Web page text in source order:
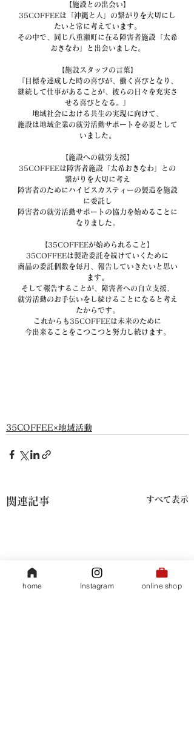
【施設との出会い】
35COFFEEは「沖縄と人」の繋がりを大切にし
たいと常に考えています。
その中で、同じ八重瀬町に在る障害者施設「太希
おきなわ」と出会いました。
【施設スタッフの言葉】
『目標を達成した時の喜びが、働く喜びとなり、
継続して仕事があることが、彼らの日々を充実さ
せる喜びとなる。』
地域社会における共生の実現に向けて、
施設は地域企業の就労活動サポートを必要として
いました。
【施設への就労支援】
35COFFEEは障害者施設「太希おきなわ」との
繋がりを大切に考え
障害者のためにハイビスカスティーの製造を施設
に委託し
障害者の就労活動サポートの協力を始めることに
なりました。
【35COFFEEが始められること】
35COFFEEは製造委託を続けていくために
商品の委託個数を毎月、報告していきたいと思い
ます。
そして報告することが、障害者への自立支援、
就労活動のお手伝いをし続けることになると考え
たからです。
これからも35COFFEEは未来のために
今出来ることをこつこつと努力し続けます。
35COFFEE×地域活動
関連記事 すべて表示
home Instagram online shop